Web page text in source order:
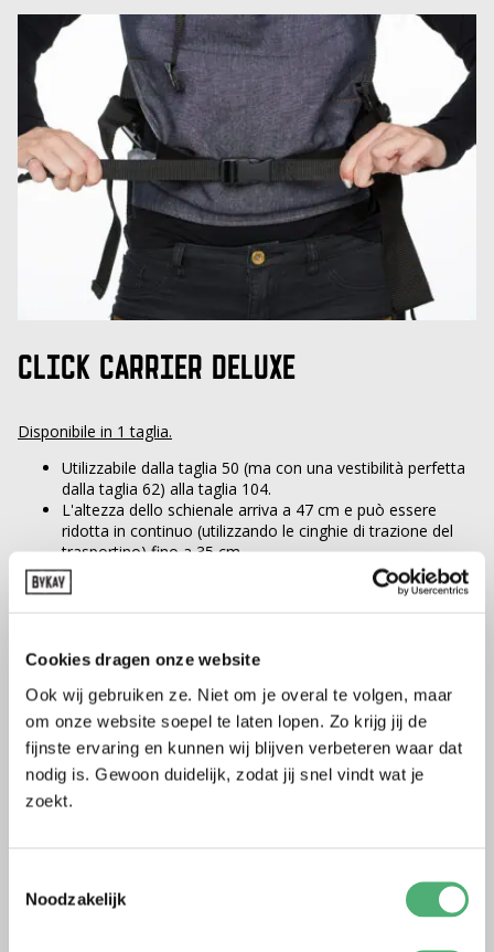
Cookies dragen onze website
Ook wij gebruiken ze. Niet om je overal te volgen, maar
om onze website soepel te laten lopen. Zo krijg jij de
fijnste ervaring en kunnen wij blijven verbeteren waar dat
nodig is. Gewoon duidelijk, zodat jij snel vindt wat je
zoekt.
Noodzakelijk
CLICK CARRIER DELUXE
Disponibile in 1 taglia.
Utilizzabile dalla taglia 50 (ma con una vestibilità perfetta
dalla taglia 62) alla taglia 104.
L'altezza dello schienale arriva a 47 cm e può essere
ridotta in continuo (utilizzando le cinghie di trazione del
trasportino) fino a 35 cm.
La larghezza del marsupio, per una postura ergonomica a
M con supporto dall'incavo del ginocchio all'incavo del
tessuto sulla fascia addominale.
I poggiapiedi inclusi forniscono un buon supporto per i bambini
più grandi, assicurando il mantenimento della posizione
ergonomica M.